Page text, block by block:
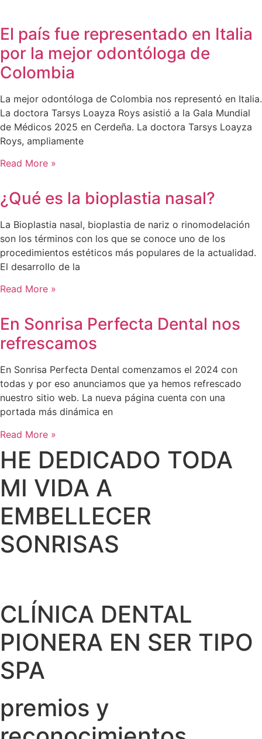
El país fue representado en Italia
por la mejor odontóloga de
Colombia
La mejor odontóloga de Colombia nos representó en Italia.
La doctora Tarsys Loayza Roys asistió a la Gala Mundial
de Médicos 2025 en Cerdeña. La doctora Tarsys Loayza
Roys, ampliamente
Read More »
¿Qué es la bioplastia nasal?
La Bioplastia nasal, bioplastia de nariz o rinomodelación
son los términos con los que se conoce uno de los
procedimientos estéticos más populares de la actualidad.
El desarrollo de la
Read More »
En Sonrisa Perfecta Dental nos
refrescamos
En Sonrisa Perfecta Dental comenzamos el 2024 con
todas y por eso anunciamos que ya hemos refrescado
nuestro sitio web. La nueva página cuenta con una
portada más dinámica en
Read More »
HE DEDICADO TODA
MI VIDA A
EMBELLECER
SONRISAS
CLÍNICA DENTAL
PIONERA EN SER TIPO
SPA
premios y